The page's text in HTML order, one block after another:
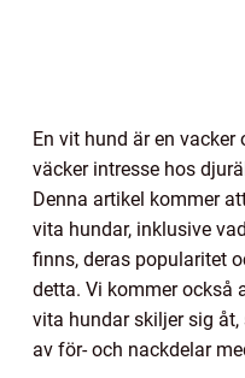
En vit hund är en
väcker intresse hos
Denna artikel kommer
vita hundar, inklusive
finns, deras popularitet
detta. Vi kommer också
vita hundar skiljer sig
av för- och nackdelar